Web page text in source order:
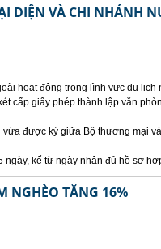
DIỆN VÀ CHI NHÁNH
hoạt động trong lĩnh vực du lịch
cấp giấy phép thành lập văn
được ký giữa Bộ thương mại
kể từ ngày nhận đủ hồ sơ
NGHÈO TĂNG 16%